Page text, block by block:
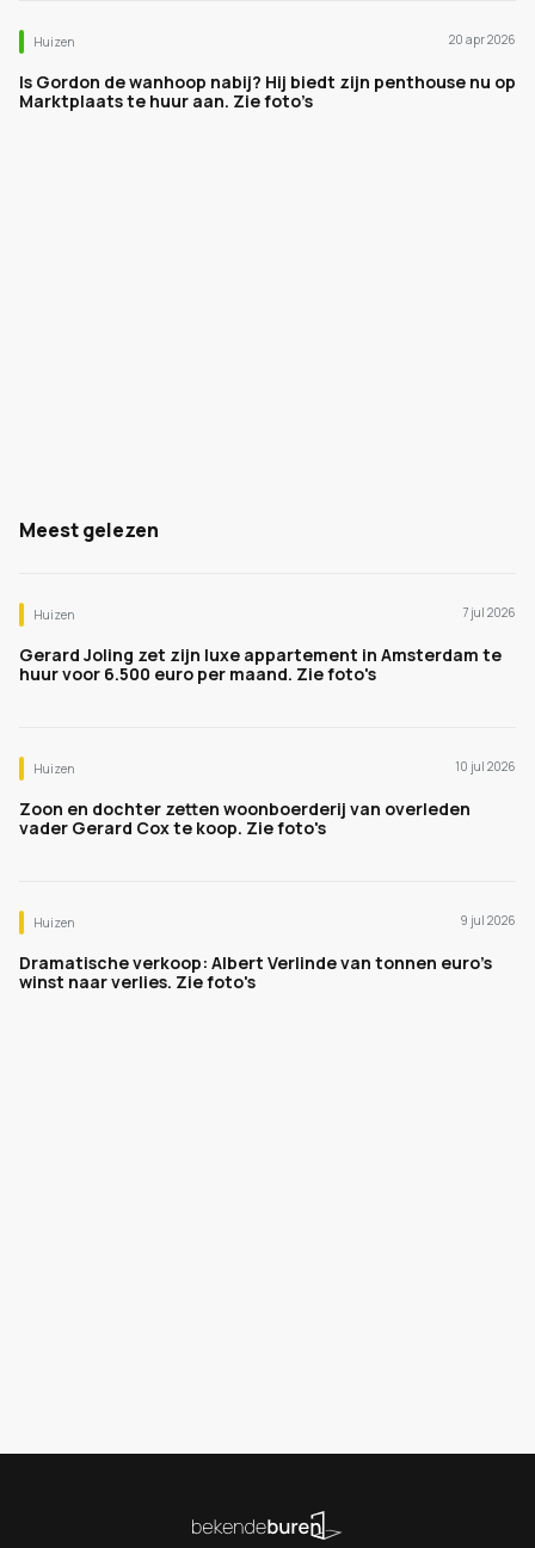
Huizen 20 apr 2026
Is Gordon de wanhoop nabij? Hij biedt zijn penthouse nu op
Marktplaats te huur aan. Zie foto’s
Meest gelezen
Huizen 7 jul 2026
Gerard Joling zet zijn luxe appartement in Amsterdam te
huur voor 6.500 euro per maand. Zie foto's
Huizen 10 jul 2026
Zoon en dochter zetten woonboerderij van overleden
vader Gerard Cox te koop. Zie foto's
Huizen 9 jul 2026
Dramatische verkoop: Albert Verlinde van tonnen euro's
winst naar verlies. Zie foto's